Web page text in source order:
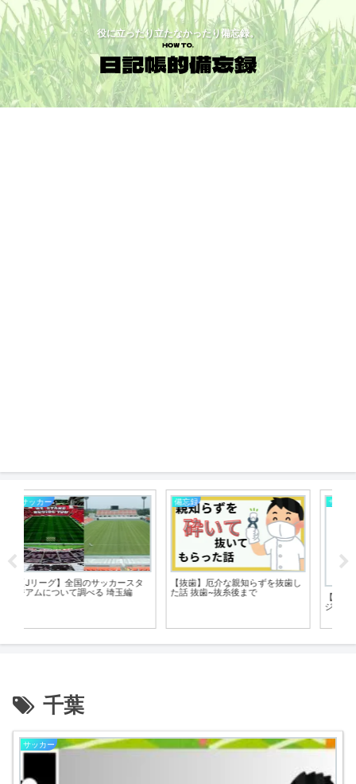
役に立ったり立たなかったり備忘録。
サッカー
【Jリーグ】全国のサッカースタ
サッカー
【Jリーグ】登録期間外での移籍･
加入ついて調べる
千葉
サッカー